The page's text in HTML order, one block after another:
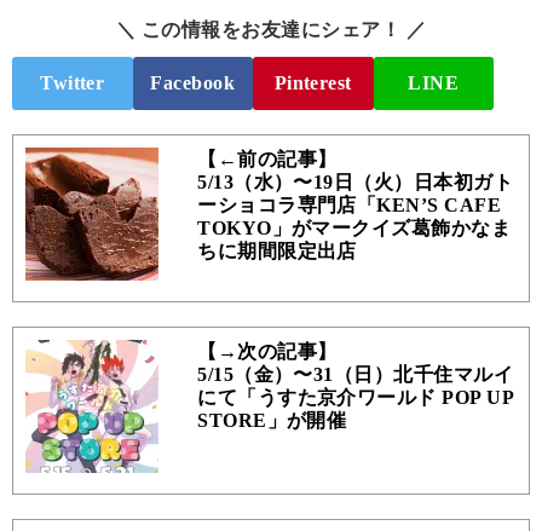
＼ この情報をお友達にシェア！ ／
Twitter Facebook Pinterest LINE
【←前の記事】
5/13（水）〜19日（火）日本初ガト
ーショコラ専門店「KEN’S CAFE
TOKYO」がマークイズ葛飾かなま
ちに期間限定出店
【→次の記事】
5/15（金）〜31（日）北千住マルイ
にて「うすた京介ワールド POP UP
STORE」が開催